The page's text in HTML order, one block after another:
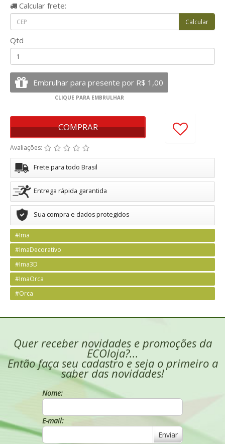
Calcular frete:
Qtd
COMPRAR
Avaliações:
Frete para todo Brasil
Entrega rápida garantida
Sua compra e dados protegidos
#Ima
#ImaDecorativo
#Ima3D
#ImaOrca
#Orca
Quer receber novidades e promoções da
ECOloja?...
Então faça seu cadastro e seja o primeiro a
saber das novidades!
Nome:
E-mail:
Enviar